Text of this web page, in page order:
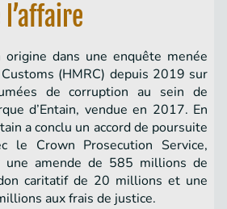
origine dans une enquête menée
(HMRC) depuis 2019 sur
de corruption au sein de
d’Entain, vendue en 2017. En
a conclu un accord de poursuite
le Crown Prosecution Service,
une amende de 585 millions de
caritatif de 20 millions et une
aux frais de justice.